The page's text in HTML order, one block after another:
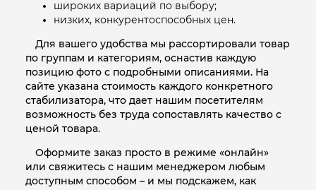
широких вариаций по выбору;
низких, конкурентоспособных цен.
Для вашего удобства мы рассортировали товар
по группам и категориям, оснастив каждую
позицию фото с подробными описаниями. На
сайте указана стоимость каждого конкретного
стабилизатора, что дает нашим посетителям
возможность без труда сопоставлять качество с
ценой товара.
Оформите заказ просто в режиме «онлайн»
или свяжитесь с нашим менеджером любым
доступным способом – и мы подскажем, как